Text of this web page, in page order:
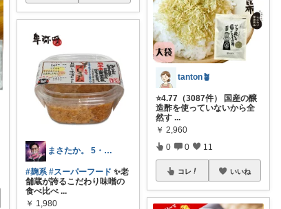
まさたか。 5・6日の経由購入感謝🙏
#麹系 #スーパーフード ✨老
舗蔵が誇るこだわり味噌の
食べ比べ ...
￥ 1,980
tanton🪴
⭐4.77（3087件） 国産の醸
造酢を使っていないから全
然す ...
￥ 2,960
0 0 11
コレ いいね